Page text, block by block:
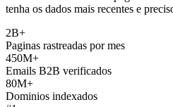
tenha os dados mais recentes e
2B+
Paginas rastreadas por mes
450M+
Emails B2B verificados
80M+
Dominios indexados